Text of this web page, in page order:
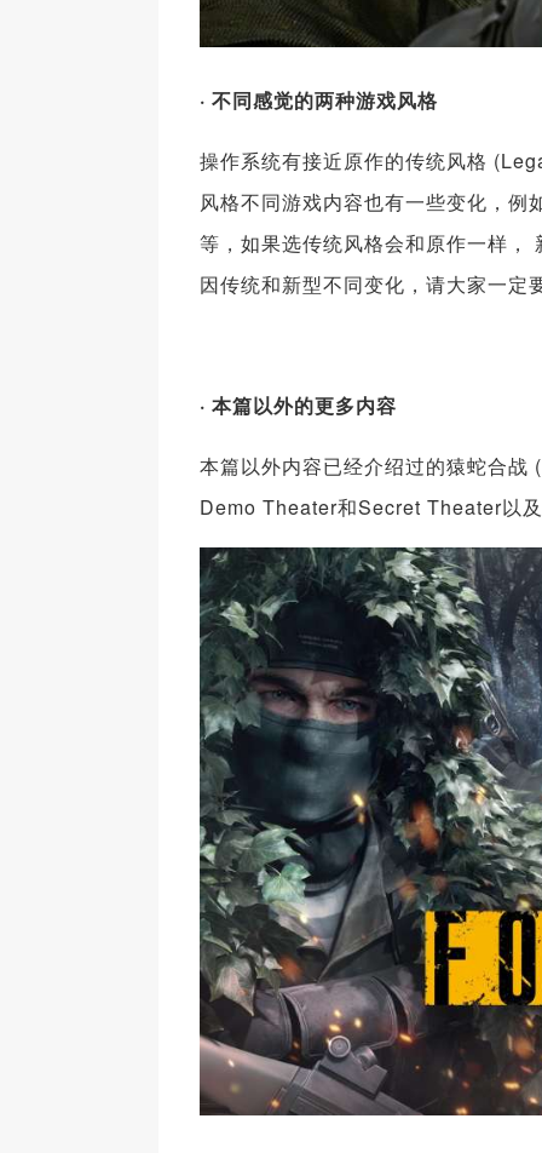
· 不同感觉的两种游戏风格
操作系统有接近原作的传统风格
风格不同游戏内容也有一些变化，
等，如果选传统风格会和原作一样
因传统和新型不同变化，请大家一定
· 本篇以外的更多内容
本篇以外内容已经介绍过的猿蛇合
Demo Theater和Secret Theater以